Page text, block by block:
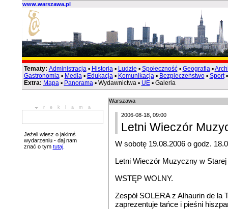
www.warszawa.pl
Tematy: Administracja▪ Historia▪ Ludzie ▪ Społeczność▪ Geografia▪
Gastronomia▪ Media▪ Edukacja▪ Komunikacja▪ Bezpieczeństwo▪ Sport
Extra: Mapa▪ Panorama▪ Wydawnictwa ▪ UE▪ Galeria
Warszawa
reklama
Jeżeli wiesz o jakimś
wydarzeniu - daj nam
znać o tym tutaj.
2006-08-18, 09:00
Letni Wieczór
W sobotę 19.08.2006 o godz.
Letni Wieczór Muzyczny w
WSTĘP WOLNY.
Zespół SOLERA z Alhaurin de la
zaprezentuje tańce i pieśni